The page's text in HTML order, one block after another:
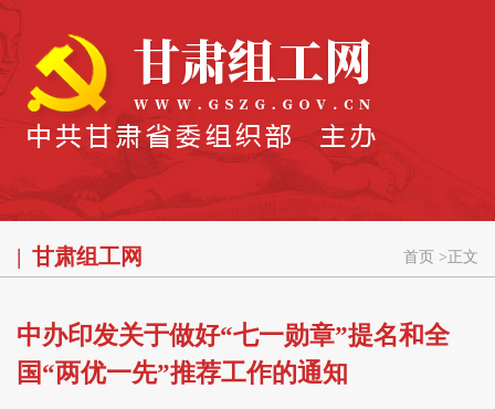
甘肃组工网 首页 > 正文
中办印发关于做好“七一勋章”提名和全
国“两优一先”推荐工作的通知